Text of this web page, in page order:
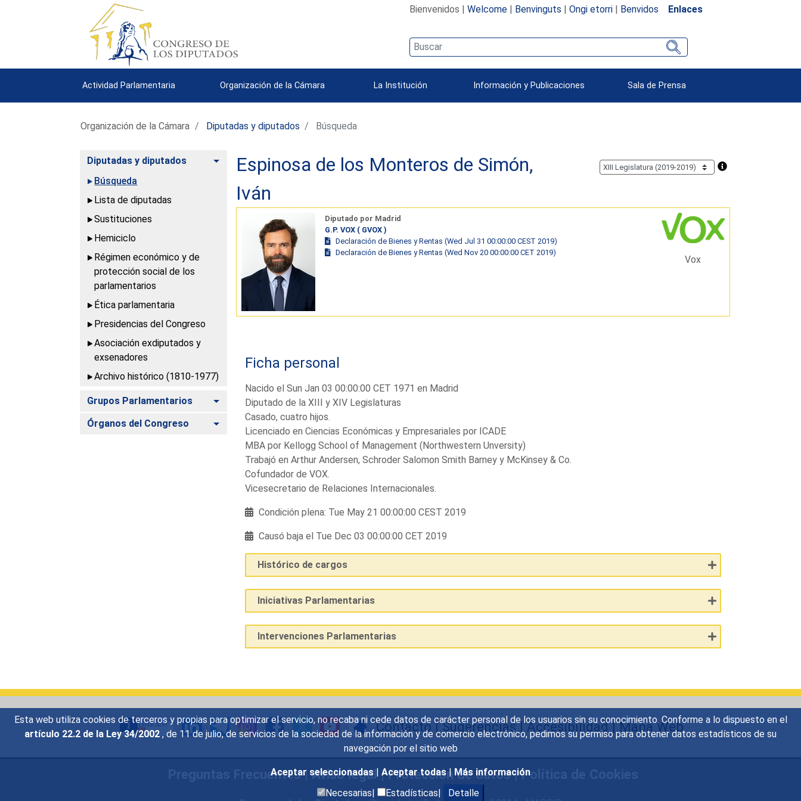
Esta web utiliza cookies de terceros y propias para optimizar el servicio, no recaba ni cede datos de carácter personal de los usuarios sin su conocimiento. Conforme a lo dispuesto en el
artículo 22.2 de la Ley 34/2002 , de 11 de julio, de servicios de la sociedad de la información y de comercio electrónico, pedimos su permiso para obtener datos estadísticos de su
navegación por el sitio web
Aceptar seleccionadas | Aceptar todas | Más información
Necesarias|
Estadísticas| Detalle
Bienvenidos | Welcome| Benvinguts | Ongi etorri| Benvidos Enlaces
Actividad Parlamentaria Organización de la Cámara La Institución Información y Publicaciones Sala de Prensa
Organización de la Cámara Diputadas y diputados Búsqueda
Diputadas y diputados
Alternar
Búsqueda
Lista de diputadas
Sustituciones
Hemiciclo
Régimen económico y de
protección social de los
parlamentarios
Ética parlamentaria
Presidencias del Congreso
Asociación exdiputados y
exsenadores
Archivo histórico (1810-1977)
Grupos Parlamentarios Alternar
Órganos del Congreso Alternar
Espinosa de los Monteros de Simón,
Iván
Diputado por Madrid
G.P. VOX ( GVOX )
Declaración de Bienes y Rentas (Wed Jul 31 00:00:00 CEST 2019)
Declaración de Bienes y Rentas (Wed Nov 20 00:00:00 CET 2019)
Vox
Ficha personal
Nacido el Sun Jan 03 00:00:00 CET 1971 en Madrid
Diputado de la XIII y XIV Legislaturas
Casado, cuatro hijos.
Licenciado en Ciencias Económicas y Empresariales por ICADE
MBA por Kellogg School of Management (Northwestern Unversity)
Trabajó en Arthur Andersen, Schroder Salomon Smith Barney y McKinsey & Co.
Cofundador de VOX.
Vicesecretario de Relaciones Internacionales.
Condición plena: Tue May 21 00:00:00 CEST 2019
Causó baja el Tue Dec 03 00:00:00 CET 2019
Histórico de cargos
Iniciativas Parlamentarias
Intervenciones Parlamentarias
Contacto|Sugerencias|Accesibilidad|Mapa Web
Preguntas Frecuentes|Aviso legal|Protección de datos|Política de Cookies